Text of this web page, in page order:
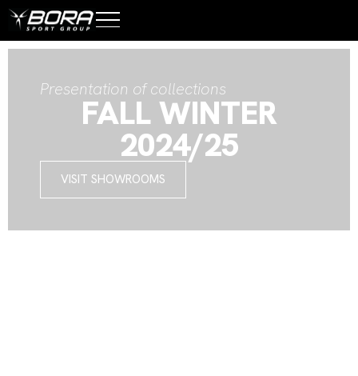
Presentation of collections
FALL WINTER
2024/25
VISIT SHOWROOMS